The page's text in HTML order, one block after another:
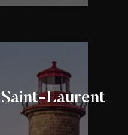
Laurent